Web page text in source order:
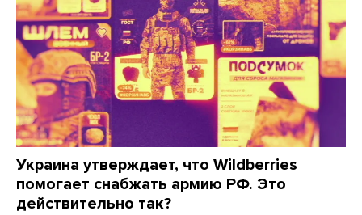
Украина утверждает, что Wildberries
помогает снабжать армию РФ. Это
действительно так?